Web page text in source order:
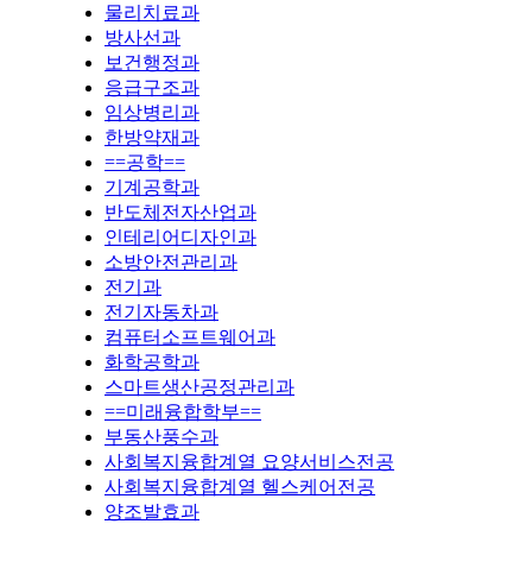
물리치료과
방사선과
보건행정과
응급구조과
임상병리과
한방약재과
==공학==
기계공학과
반도체전자산업과
인테리어디자인과
소방안전관리과
전기과
전기자동차과
컴퓨터소프트웨어과
화학공학과
스마트생산공정관리과
==미래융합학부==
부동산풍수과
사회복지융합계열 요양서비스전공
사회복지융합계열 헬스케어전공
양조발효과